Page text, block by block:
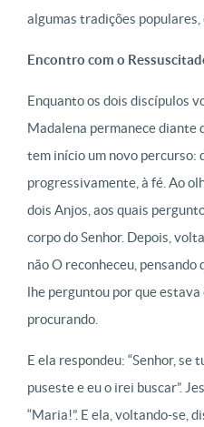
algumas tradições populares,
Encontro com o
Enquanto os dois discípulos
Madalena permanece diante
tem início um novo percurso:
progressivamente, à fé. Ao
dois Anjos, aos quais
corpo do Senhor. Depois,
não O reconheceu,
lhe perguntou por que
procurando.
E ela respondeu: “Senhor, se
puseste e eu o irei buscar”.
“Maria!”. E ela, voltando-se,